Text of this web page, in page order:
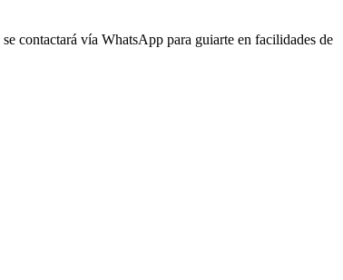
contactará vía WhatsApp para guiarte en facilidades de